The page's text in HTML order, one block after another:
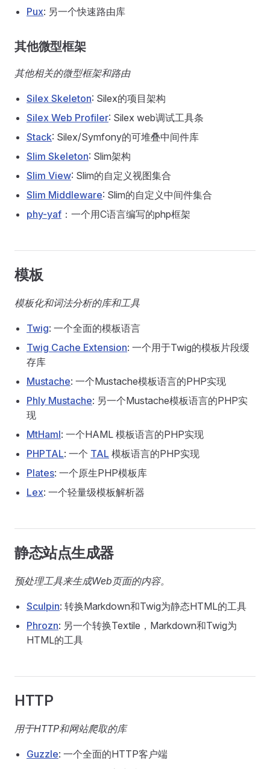
Pux: 另一个快速路由库
其他微型框架
其他相关的微型框架和路由
Silex Skeleton: Silex的项目架构
Silex Web Profiler: Silex web调试工具条
Stack: Silex/Symfony的可堆叠中间件库
Slim Skeleton: Slim架构
Slim View: Slim的自定义视图集合
Slim Middleware: Slim的自定义中间件集合
phy-yaf ：一个用C语言编写的php框架
模板
模板化和词法分析的库和工具
Twig: 一个全面的模板语言
Twig Cache Extension: 一个用于Twig的模板片段缓
存库
Mustache: 一个Mustache模板语言的PHP实现
Phly Mustache: 另一个Mustache模板语言的PHP实
现
MtHaml: 一个HAML 模板语言的PHP实现
PHPTAL: 一个 TAL 模板语言的PHP实现
Plates: 一个原生PHP模板库
Lex: 一个轻量级模板解析器
静态站点生成器
预处理工具来生成Web页面的内容。
Sculpin: 转换Markdown和Twig为静态HTML的工具
Phrozn: 另一个转换Textile，Markdown和Twig为
HTML的工具
HTTP
用于HTTP和网站爬取的库
Guzzle: 一个全面的HTTP客户端